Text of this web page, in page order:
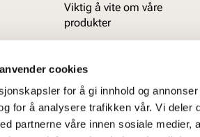
cookies
for å gi innhold og
for å analysere trafikken vår. Vi deler
partnerne våre innen sosiale medier,
Viktig å vite om våre
produkter